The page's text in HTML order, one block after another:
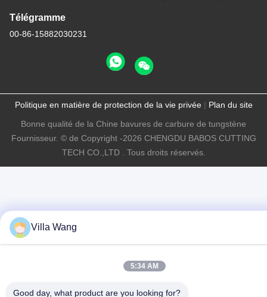
Télégramme
00-86-15882030231
Politique en matière de protection de la vie privée| Plan du site
Bonne qualité de la Chine bavures de carbure de tungstène
Fournisseur. © de Copyright -2026 CHENGDU BABOS CUTTING
TECH CO.,LTD . Tous droits réservés.
Villa Wang
5:34 AM
Good day, what product are you looking for?